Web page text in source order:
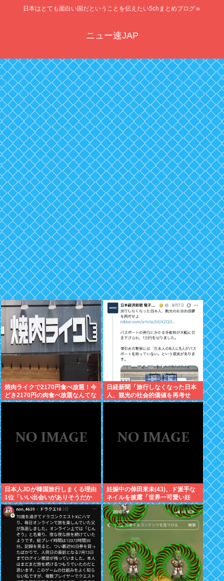
日本はとても面白い国だということを伝えたい5chまとめブログｗ
ニュー速JAP
焼肉ライクで2170円食べ放題！今
どき2170円の肉食べ放題なんてな
いぞ！
日経新聞「旅行しなくなった日本
人、観光の社会的価値を再考せ
よ」→炎上www
日本人JDが韓国旅行しまくる理由
1位「いい出会いがありそうだか
ら」
妊娠中の倖田來未(43)、ド派手な
ネイルを披露「世界一可愛い妊
婦」と称賛の声